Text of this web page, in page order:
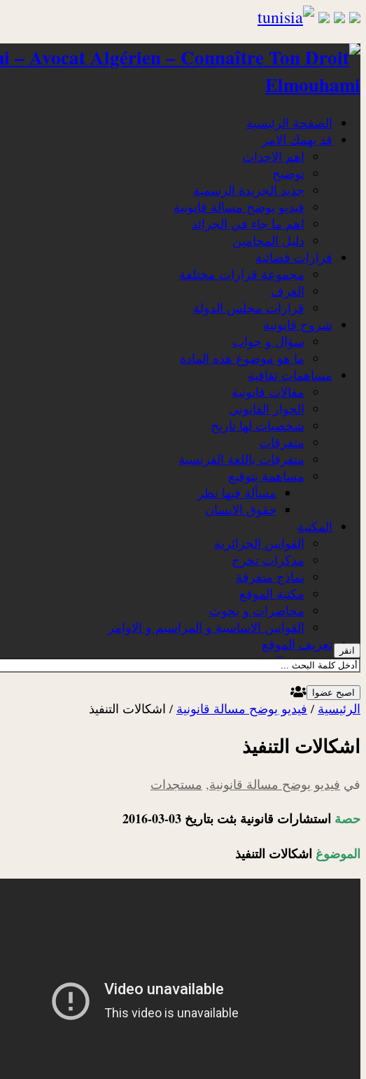
Elmouhami
الصفحة الرئيسية
قد يهمك الامر
اهم الاحداث
توضيح
جديد الجريدة الرسمية
فيديو يوضح مسالة قانونية
اهم ما جاء في الجرائد
دليل المحامين
قرارات قضائية
مجموعة قرارات مختلفة
الغرف
قرارات مجلس الدولة
شروح قانونية
سؤال و جواب
ما هو موضوع هذه المادة
مساهمات ثقافية
مقالات قانونية
الحوار القانوني
شخصيات لها تاريخ
متفرقات
متفرقات باللغة الفرنسية
مساهمة بتوقيع
مسألة فيها نظر
حقوق الانسان
المكتبة
القوانين الجزائرية
مذكرات تخرج
نماذج متفرقة
مكتبة الموقع
محاضرات و بحوث
القوانين الاساسية و المراسيم و الاوامر
تعريف الموقع
عن الموقع
انقر
اصبح عضوا
الرئيسية / فيديو يوضح مسالة قانونية / اشكالات التنفيذ
اشكالات التنفيذ
في فيديو يوضح مسالة قانونية, مستجدات
حصة استشارات قانونية بثت بتاريخ 03-03-2016
الموضوغ اشكالات التنفيذ